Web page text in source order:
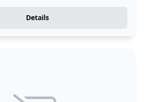
Details